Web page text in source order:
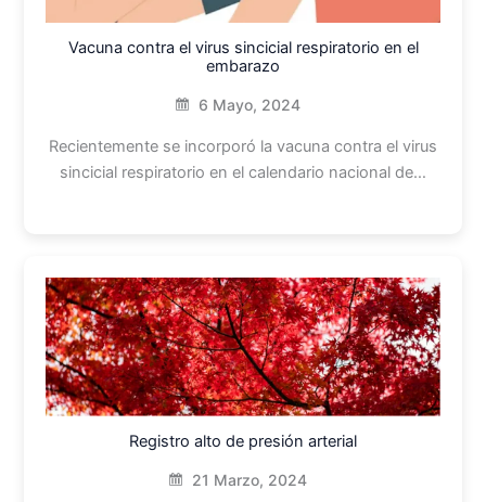
Vacuna contra el virus sincicial respiratorio en el
embarazo
6 Mayo, 2024
Recientemente se incorporó la vacuna contra el virus
sincicial respiratorio en el calendario nacional de…
Registro alto de presión arterial
21 Marzo, 2024